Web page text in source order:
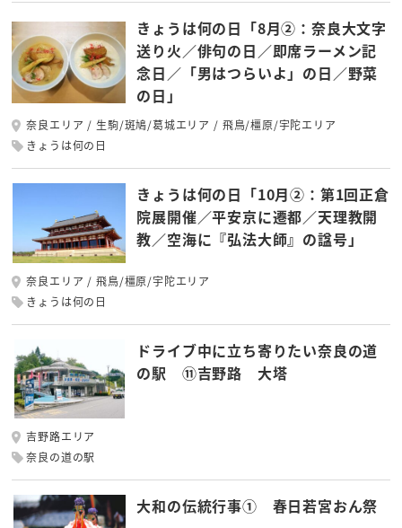
きょうは何の日「8月②：奈良大文字
送り火／俳句の日／即席ラーメン記
念日／「男はつらいよ」の日／野菜
の日」
奈良エリア 生駒/斑鳩/葛城エリア
飛鳥/橿原/宇陀エリア
きょうは何の日
きょうは何の日「10月②：第1回正倉
院展開催／平安京に遷都／天理教開
教／空海に『弘法大師』の諡号」
奈良エリア
飛鳥/橿原/宇陀エリア
きょうは何の日
ドライブ中に立ち寄りたい奈良の道
の駅 ⑪吉野路 大塔
吉野路エリア
奈良の道の駅
大和の伝統行事① 春日若宮おん祭